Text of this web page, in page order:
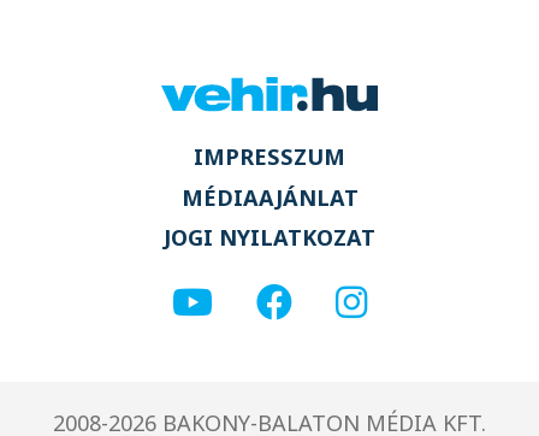
IMPRESSZUM
MÉDIAAJÁNLAT
JOGI NYILATKOZAT
2008-2026 BAKONY-BALATON MÉDIA KFT.